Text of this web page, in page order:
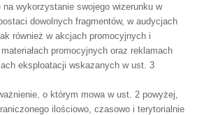
na wykorzystanie swojego wizerunku w
dowolnych fragmentów, w audycjach
również w akcjach promocyjnych i
materiałach promocyjnych oraz reklamach
eksploatacji wskazanych w ust. 3
o którym mowa w ust. 2 powyżej,
ilościowo, czasowo i terytorialnie